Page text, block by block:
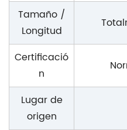
Tamaño /
Longitud
Certificació
n
Lugar de
origen